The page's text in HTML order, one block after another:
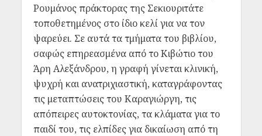
Ρουμάνος πράκτορας της Σεκιουριτάτε
τοποθετημένος στο ίδιο κελί για να τον
ψαρεύει. Σε αυτά τα τμήματα του βιβλίου,
σαφώς επηρεασμένα από το Κιβώτιο του
Άρη Αλεξάνδρου, η γραφή γίνεται κλινική,
ψυχρή και ανατριχιαστική, καταγράφοντας
τις μεταπτώσεις του Καραγιώργη, τις
απόπειρες αυτοκτονίας, τα κλάματα για το
παιδί του, τις ελπίδες για δικαίωση από τη